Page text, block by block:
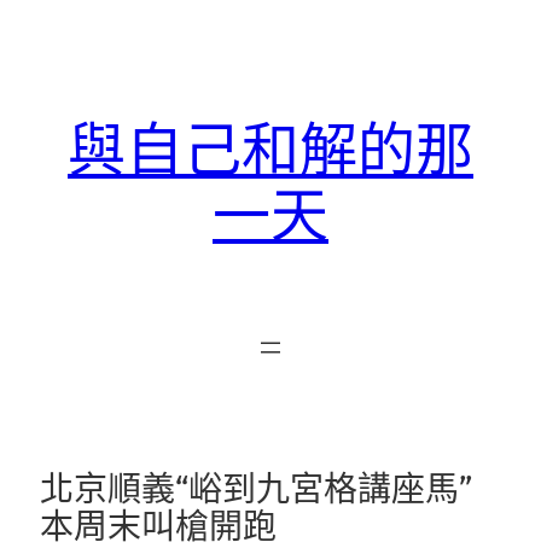
與自己和解的那
一天
北京順義“峪到九宮格講座馬”
本周末叫槍開跑